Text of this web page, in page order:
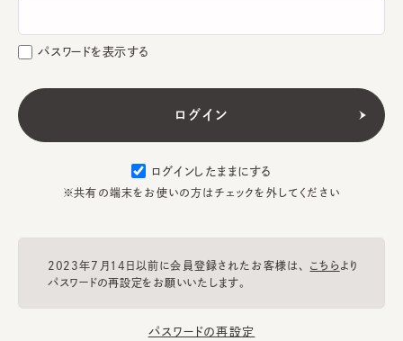
パスワードを表示する
ログインしたままにする
※共有の端末をお使いの方はチェックを外してください
2023年7月14日以前に会員登録されたお客様は、 こちらより
パスワードの再設定をお願いいたします。
パスワードの再設定